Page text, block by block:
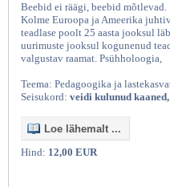
Beebid ei räägi, beebid mõtlevad.
Kolme Euroopa ja Ameerika
teadlase poolt 25 aasta jooksul
uurimuste jooksul kogunenud
valgustav raamat. Psühholoogia,
Teema: Pedagoogika ja
Seisukord: veidi kulunud
Loe lähemalt ...
Hind: 12,00 EUR